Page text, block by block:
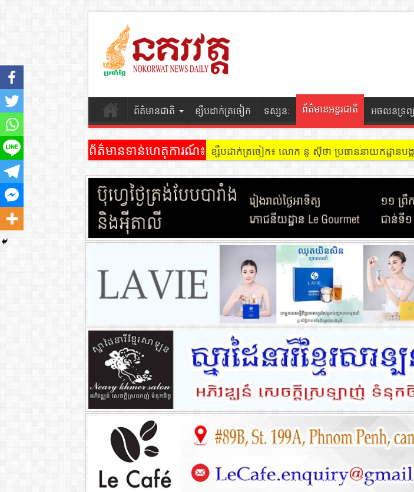
ព័ត៌មានជាតិ ខ្សឹបដាក់ត្រចៀក ទស្សនៈ ព័ត៌មានអន្តរជាតិ អចលនទ្រព្យ
ព័ត៌មានទាន់ហេតុការណ៍៖ ខ្សឹបដាក់ត្រចៀក ៖ អគារ Sky 31 នៅខណ្ឌទួលគោក